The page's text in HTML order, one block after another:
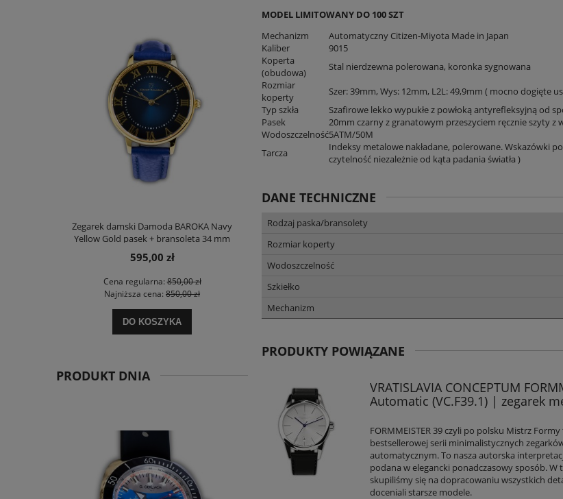
Zegarek damski Damoda BAROKA Navy
Yellow Gold pasek + bransoleta 34 mm
595,00 zł
Cena regularna:850,00 zł
Najniższa cena: 850,00 zł
DO KOSZYKA
PRODUKT DNIA
MODEL LIMITOWANY DO 100 SZT
Mechanizm
Automatyczny Citizen-Miyota Made in Japan
Kaliber
9015
Koperta
(obudowa)
Stal nierdzewna polerowana, koronka sygnowana
Rozmiar
koperty
Szer: 39mm, Wys: 12mm, L2L: 49,9mm ( mocno
Typ szkła
Szafirowe lekko wypukłe z powłoką antyrefleksyjną od
Pasek
20mm czarny z granatowym przeszyciem ręcznie szyty z
Wodoszczelność5ATM/50M
Tarcza
Indeksy metalowe nakładane, polerowane. Wskazówki
czytelność niezależnie od kąta padania światła )
DANE TECHNICZNE
Rodzaj paska/bransolety
Rozmiar koperty
Wodoszczelność
Szkiełko
Mechanizm
PRODUKTY POWIĄZANE
VRATISLAVIA CONCEPTUM
Automatic (VC.F39.1) | zegarek
FORMMEISTER 39 czyli po polsku Mistrz
bestsellerowej serii minimalistycznych
automatycznym. To nasza autorska
podana w elegancki ponadczasowy sposób. W
skupiliśmy się na dopracowaniu wszystkich
doceniali starsze modele.